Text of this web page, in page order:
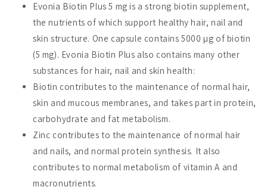
Evonia Biotin Plus 5 mg is a strong biotin supplement,
the nutrients of which support healthy hair, nail and
skin structure. One capsule contains 5000 µg of biotin
(5 mg). Evonia Biotin Plus also contains many other
substances for hair, nail and skin health:
Biotin contributes to the maintenance of normal hair,
skin and mucous membranes, and takes part in protein,
carbohydrate and fat metabolism.
Zinc contributes to the maintenance of normal hair
and nails, and normal protein synthesis. It also
contributes to normal metabolism of vitamin A and
macronutrients.